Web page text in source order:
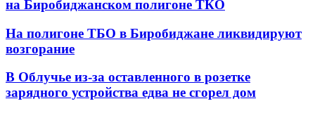
на Биробиджанском полигоне ТКО
На полигоне ТБО в Биробиджане ликвидируют
возгорание
В Облучье из-за оставленного в розетке
зарядного устройства едва не сгорел дом